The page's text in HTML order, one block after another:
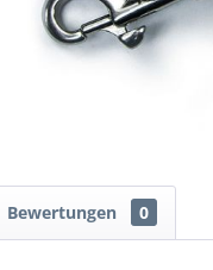
Bewertungen 0